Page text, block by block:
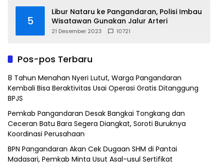
5
Libur Nataru ke Pangandaran, Polisi Imbau
Wisatawan Gunakan Jalur Arteri
21 Desember 2023 10721
Pos-pos Terbaru
8 Tahun Menahan Nyeri Lutut, Warga Pangandaran
Kembali Bisa Beraktivitas Usai Operasi Gratis Ditanggung
BPJS
Pemkab Pangandaran Desak Bangkai Tongkang dan
Ceceran Batu Bara Segera Diangkat, Soroti Buruknya
Koordinasi Perusahaan
BPN Pangandaran Akan Cek Dugaan SHM di Pantai
Madasari, Pemkab Minta Usut Asal-usul Sertifikat